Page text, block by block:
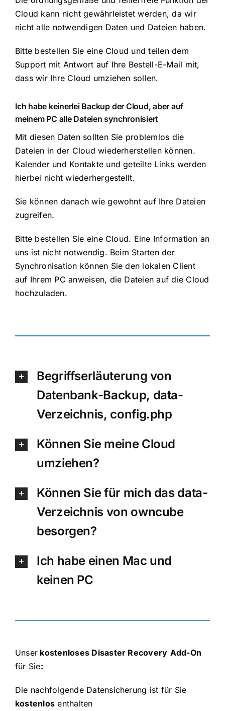
Cloud kann nicht gewährleistet werden, da wir
nicht alle notwendigen Daten und Dateien haben.
Bitte bestellen Sie eine Cloud und teilen dem
Support mit Antwort auf Ihre Bestell-E-Mail mit,
dass wir Ihre Cloud umziehen sollen.
Ich habe keinerlei Backup der Cloud, aber auf
meinem PC alle Dateien synchronisiert
Mit diesen Daten sollten Sie problemlos die
Dateien in der Cloud wiederherstellen können.
Kalender und Kontakte und geteilte Links werden
hierbei nicht wiederhergestellt.
Sie können danach wie gewohnt auf Ihre Dateien
zugreifen.
Bitte bestellen Sie eine Cloud. Eine Information an
uns ist nicht notwendig. Beim Starten der
Synchronisation können Sie den lokalen Client
auf Ihrem PC anweisen, die Dateien auf die Cloud
hochzuladen.
Begriffserläuterung von
Datenbank-Backup, data-
Verzeichnis, config.php
Können Sie meine Cloud
umziehen?
Können Sie für mich das data-
Verzeichnis von owncube
besorgen?
Ich habe einen Mac und
keinen PC
Unser kostenloses Disaster Recovery Add-On
für Sie:
Die nachfolgende Datensicherung ist für Sie
kostenlos enthalten